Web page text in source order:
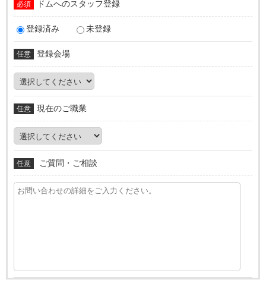
必須 ドムへのスタッフ登録
登録済み 未登録
任意 登録会場
任意 現在のご職業
任意 ご質問・ご相談